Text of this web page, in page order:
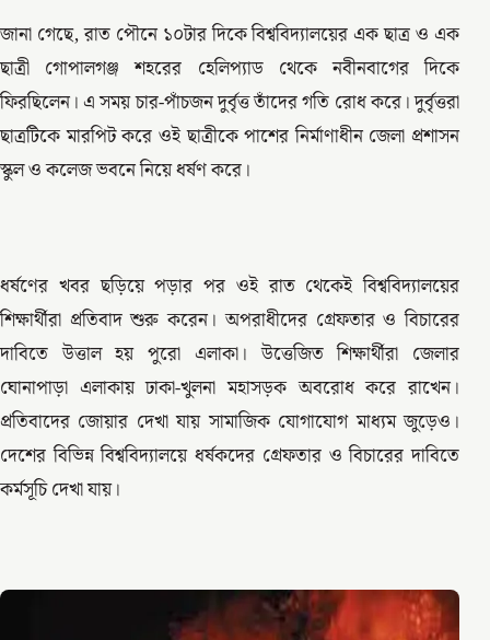
জানা গেছে, রাত পৌনে ১০টার দিকে বিশ্ববিদ্যালয়ের এক ছাত্র ও এক
ছাত্রী গোপালগঞ্জ শহরের হেলিপ্যাড থেকে নবীনবাগের দিকে
ফিরছিলেন। এ সময় চার-পাঁচজন দুর্বৃত্ত তাঁদের গতি রোধ করে। দুর্বৃত্তরা
ছাত্রটিকে মারপিট করে ওই ছাত্রীকে পাশের নির্মাণাধীন জেলা প্রশাসন
স্কুল ও কলেজ ভবনে নিয়ে ধর্ষণ করে।
ধর্ষণের খবর ছড়িয়ে পড়ার পর ওই রাত থেকেই বিশ্ববিদ্যালয়ের
শিক্ষার্থীরা প্রতিবাদ শুরু করেন। অপরাধীদের গ্রেফতার ও বিচারের
দাবিতে উত্তাল হয় পুরো এলাকা। উত্তেজিত শিক্ষার্থীরা জেলার
ঘোনাপাড়া এলাকায় ঢাকা-খুলনা মহাসড়ক অবরোধ করে রাখেন।
প্রতিবাদের জোয়ার দেখা যায় সামাজিক যোগাযোগ মাধ্যম জুড়েও।
দেশের বিভিন্ন বিশ্ববিদ্যালয়ে ধর্ষকদের গ্রেফতার ও বিচারের দাবিতে
কর্মসূচি দেখা যায়।